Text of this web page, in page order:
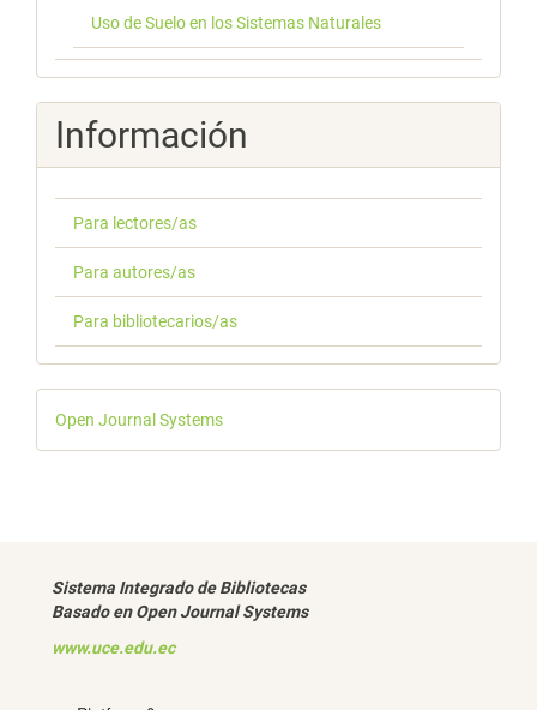
Uso de Suelo en los Sistemas Naturales
Información
Para lectores/as
Para autores/as
Para bibliotecarios/as
Desarrollado
por
Open Journal Systems
Sistema Integrado de Bibliotecas
Basado en Open Journal Systems
www.uce.edu.ec